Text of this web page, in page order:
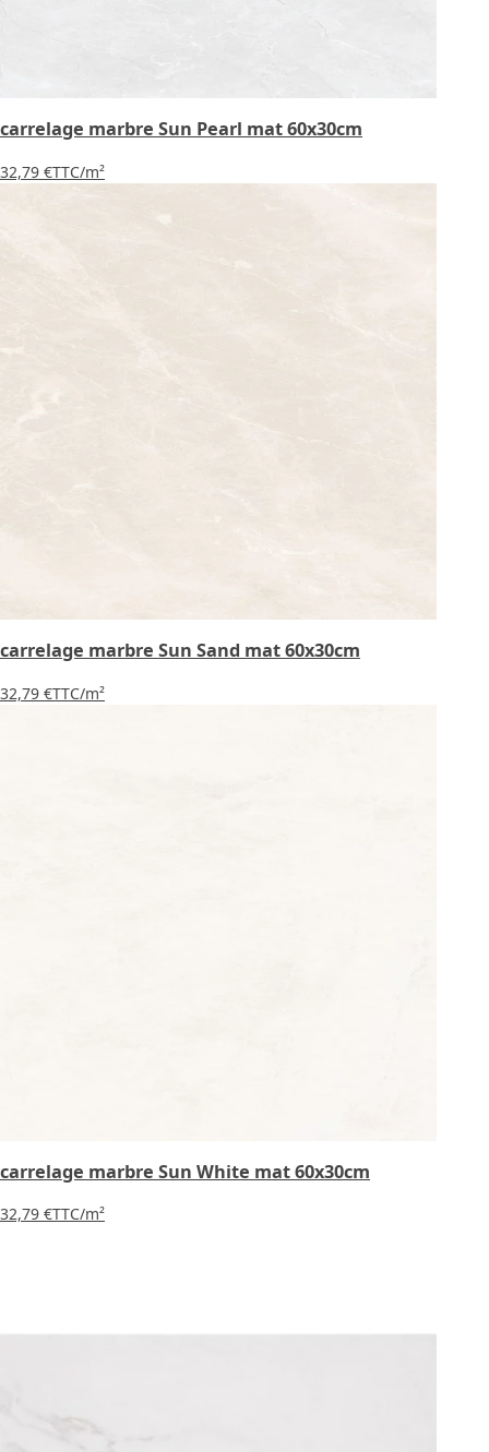
carrelage marbre Sun Pearl mat 60x30cm
32,79 €TTC/m²
carrelage marbre Sun Sand mat 60x30cm
32,79 €TTC/m²
carrelage marbre Sun White mat 60x30cm
32,79 €TTC/m²